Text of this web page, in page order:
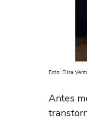
Foto: Elisa
Antes